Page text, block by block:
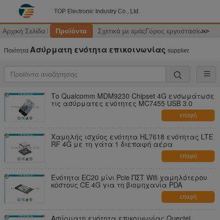
TOP Electronic Industry Co., Ltd.
Αρχική Σελίδα Προϊόντα Σχετικά με εμάςΓύρος εργοστασίων
>>
Ποιότητα Ασύρματη ενότητα επικοινωνίας supplier.
Το Qualcomm MDM9230 Chipset 4G ενσωμάτωσε
τις ασύρματες ενότητες MC7455 USB 3.0
επαφή
Χαμηλής ισχύος ενότητα HL7618 ενότητας LTE
RF 4G με τη γάτα 1 διεπαφή αέρα
επαφή
Ενότητα EC20 μίνι Pcie ΠΣΤ Wifi χαμηλότερου
κόστους CE 4G για τη βιομηχανία PDA
επαφή
Ασύρματη ενότητα επικοινωνίας Quectel